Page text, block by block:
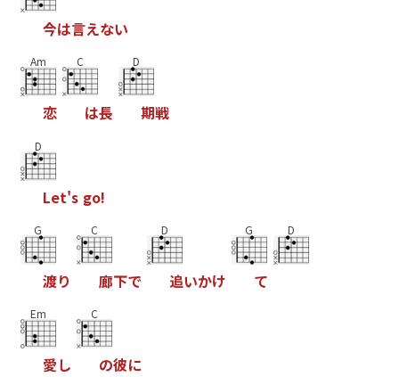
今は言えない
Am
恋
C
は長
D
期戦
D
Let's go!
G
渡り
C
廊下で
D
追いかけ
G
て
D
Em
愛し
C
の彼に